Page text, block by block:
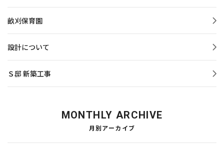
畝刈保育園
設計について
Ｓ邸 新築工事
MONTHLY ARCHIVE
月別アーカイブ